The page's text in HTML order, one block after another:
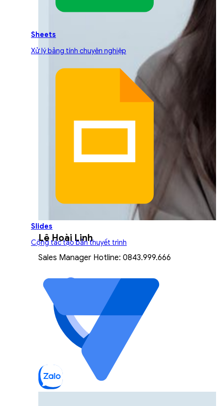
Lê Hoài Linh
Sales Manager Hotline: 0843.999.666
Sheets
Xử lý bảng tính chuyên nghiệp
Slides
Cộng tác tạo bản thuyết trình